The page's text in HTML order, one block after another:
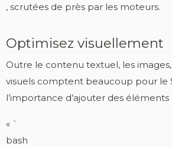
, scrutées de près par les moteurs.
Optimisez visuellement
Outre le contenu textuel, les
visuels comptent beaucoup pour le
l’importance d’ajouter des éléments
« `
bash